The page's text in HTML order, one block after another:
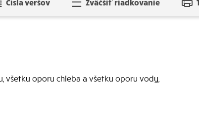
všetku oporu chleba a všetku oporu vody,